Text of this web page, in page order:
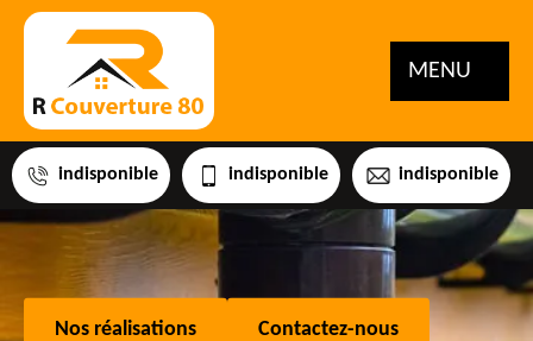
MENU
indisponible indisponible indisponible
Nos réalisations Contactez-nous